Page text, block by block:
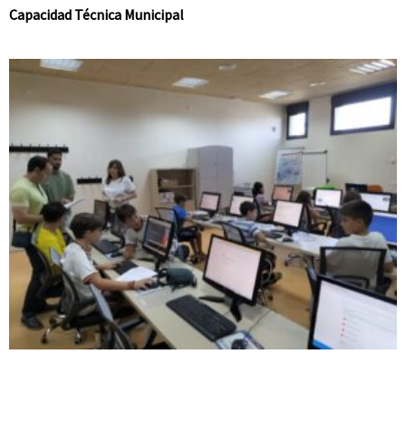
Capacidad Técnica Municipal